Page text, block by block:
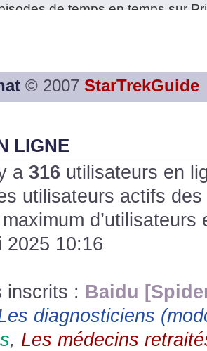
de temps en temps sur
n'a pas trop marché. JE vous
6; 7 et 8 !
!
!
le monde !
spams supprimés. Depuis
diffusent House, HD1 et
© 2007 StarTrekGuide
LIGNE
a 316 utilisateurs en
utilisateurs actifs
2025 10:16
inscrits : Baidu
diagnosticiens
, Les médecins